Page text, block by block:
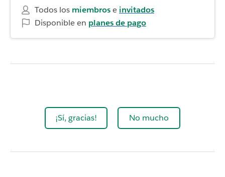
Todos los miembrose invitados
Disponible en planes de pago
¡Sí, gracias! No mucho